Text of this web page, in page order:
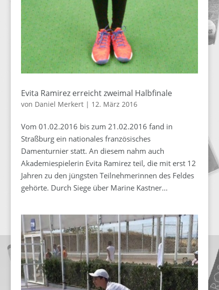
Evita Ramirez erreicht zweimal Halbfinale
von Daniel Merkert| 12. März 2016
Vom 01.02.2016 bis zum 21.02.2016 fand in
Straßburg ein nationales französisches
Damenturnier statt. An diesem nahm auch
Akademiespielerin Evita Ramirez teil, die mit erst 12
Jahren zu den jüngsten Teilnehmerinnen des Feldes
gehörte. Durch Siege über Marine Kastner...